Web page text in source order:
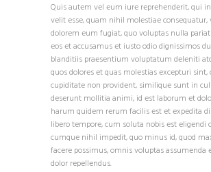
Quis autem vel eum iure reprehenderit, qui
velit esse, quam nihil molestiae
dolorem eum fugiat, quo voluptas nulla
eos et accusamus et iusto odio dignissimos
blanditiis praesentium voluptatum deleniti
quos dolores et quas molestias excepturi sint,
cupiditate non provident, similique sunt in
deserunt mollitia animi, id est laborum et
harum quidem rerum facilis est et expedita
libero tempore, cum soluta nobis est eligendi
cumque nihil impedit, quo minus id, quod
facere possimus, omnis voluptas assumenda
dolor repellendus.